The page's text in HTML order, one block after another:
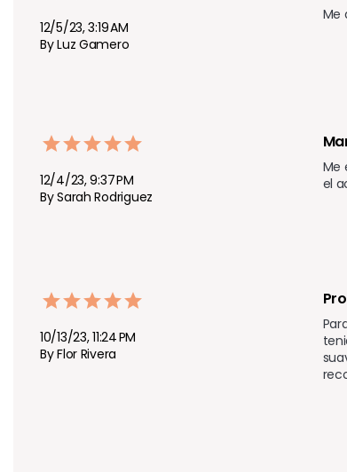
12/5/23, 3:19 AM
By Luz Gamero
Me
12/4/23, 9:37 PM
By Sarah Rodriguez
Me
el
10/13/23, 11:24 PM
By Flor Rivera